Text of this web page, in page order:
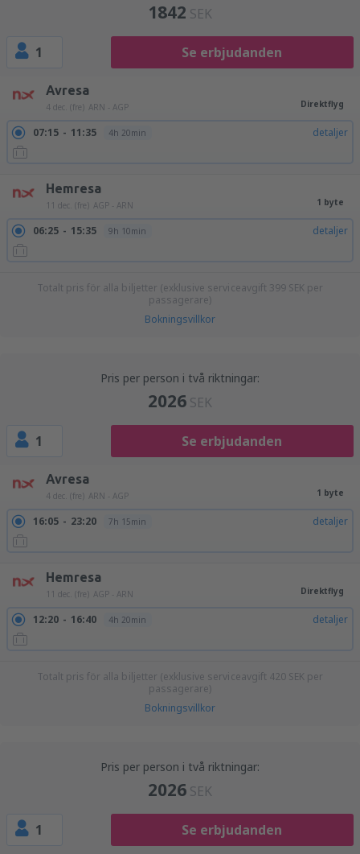
1842 SEK
1 Se erbjudanden
Avresa
4 dec. (fre) ARN - AGP Direktflyg
07:15 11:35 4h 20min detaljer
Hemresa
11 dec. (fre) AGP - ARN 1 byte
06:25 15:35 9h 10min detaljer
Totalt pris för alla biljetter (exklusive serviceavgift 399 SEK per
passagerare)
Bokningsvillkor
Pris per person i två riktningar:
2026 SEK
1 Se erbjudanden
Avresa
4 dec. (fre) ARN - AGP 1 byte
16:05 23:20 7h 15min detaljer
Hemresa
11 dec. (fre) AGP - ARN Direktflyg
12:20 16:40 4h 20min detaljer
Totalt pris för alla biljetter (exklusive serviceavgift 420 SEK per
passagerare)
Bokningsvillkor
Pris per person i två riktningar:
2026 SEK
1 Se erbjudanden